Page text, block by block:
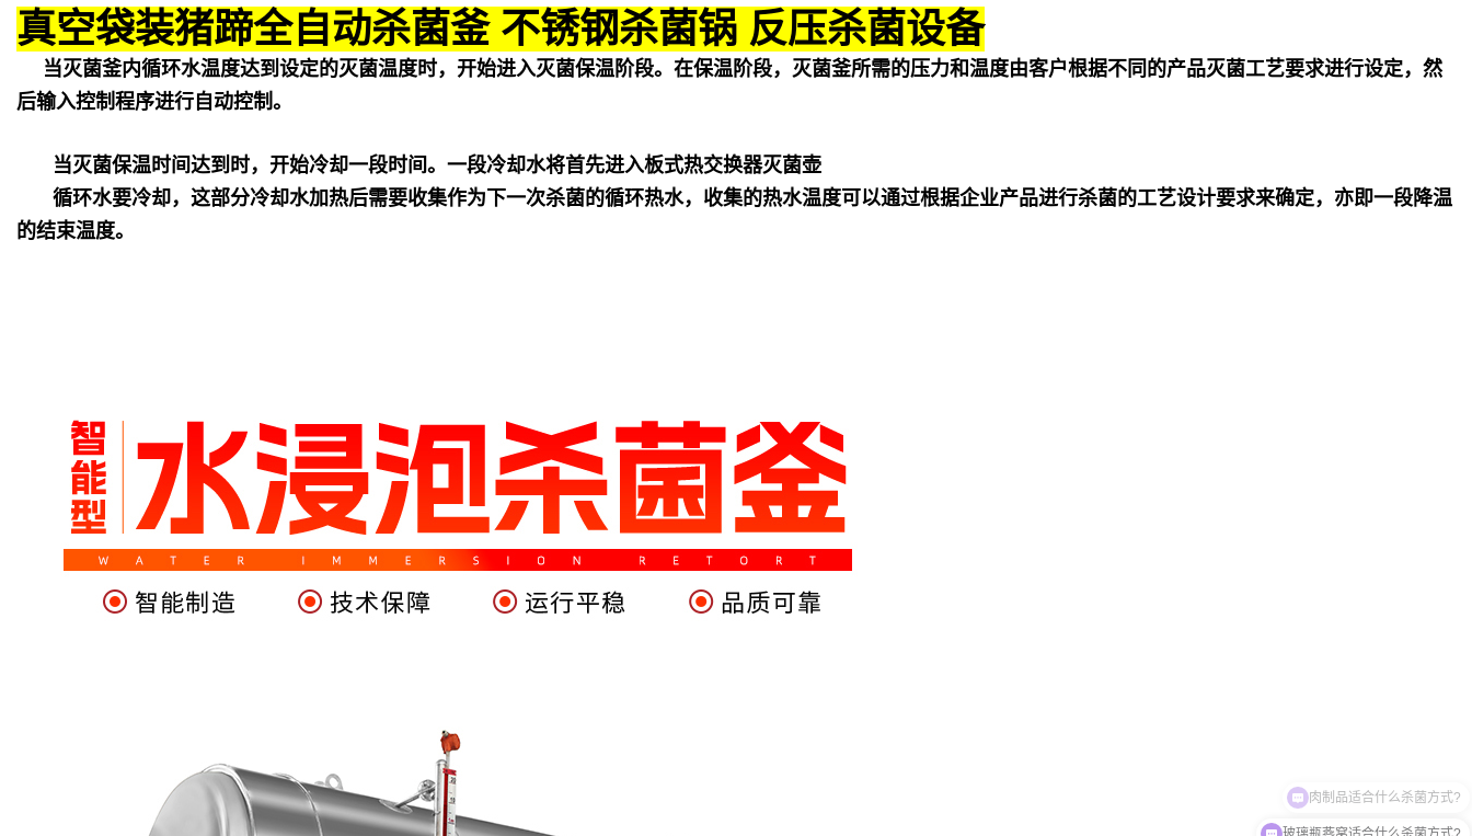
真空袋装猪蹄全自动杀菌釜 不锈钢杀菌锅 反压杀菌设备
当灭菌釜内循环水温度达到设定的灭菌温度时，开始进入灭菌保温阶段。在保温阶段，灭菌釜所需的压力和温度由客户根据不同的产品灭菌工艺要求进行设定，然
后输入控制程序进行自动控制。
当灭菌保温时间达到时，开始冷却一段时间。一段冷却水将首先进入板式热交换器灭菌壶
循环水要冷却，这部分冷却水加热后需要收集作为下一次杀菌的循环热水，收集的热水温度可以通过根据企业产品进行杀菌的工艺设计要求来确定，亦即一段降温
的结束温度。
玻璃瓶燕窝适合什么杀菌方式?